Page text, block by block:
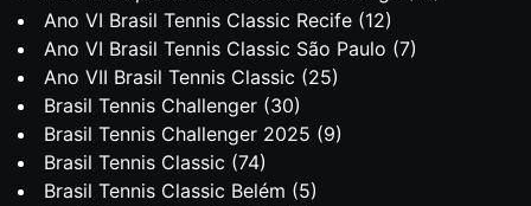
Ano VI Brasil Tennis Classic Recife (12)
Ano VI Brasil Tennis Classic São Paulo (7)
Ano VII Brasil Tennis Classic (25)
Brasil Tennis Challenger (30)
Brasil Tennis Challenger 2025 (9)
Brasil Tennis Classic (74)
Brasil Tennis Classic Belém (5)